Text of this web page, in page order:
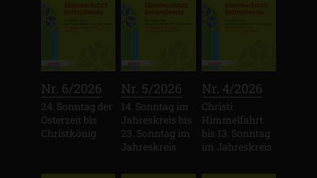
Nr. 6/2026
24. Sonntag der
Osterzeit bis
Christkönig
Nr. 5/2026
14. Sonntag im
Jahreskreis bis
23. Sonntag im
Jahreskreis
Nr. 4/2026
Christi
Himmelfahrt
bis 13. Sonntag
im Jahreskreis